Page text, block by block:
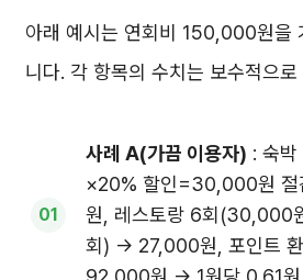
아래 예시는 연회비 150,000원을
니다. 각 항목의 수치는 보수적으로
사례 A(가끔 이용자) : 숙
×20% 할인=30,000원
원, 레스토랑 6회
회) → 27,000원, 포인트